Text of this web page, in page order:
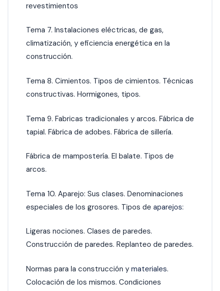
revestimientos
Tema 7. Instalaciones eléctricas, de gas,
climatización, y eficiencia energética en la
construcción.
Tema 8. Cimientos. Tipos de cimientos. Técnicas
constructivas. Hormigones, tipos.
Tema 9. Fabricas tradicionales y arcos. Fábrica de
tapial. Fábrica de adobes. Fábrica de sillería.
Fábrica de mampostería. El balate. Tipos de
arcos.
Tema 10. Aparejo: Sus clases. Denominaciones
especiales de los grosores. Tipos de aparejos:
Ligeras nociones. Clases de paredes.
Construcción de paredes. Replanteo de paredes.
Normas para la construcción y materiales.
Colocación de los mismos. Condiciones